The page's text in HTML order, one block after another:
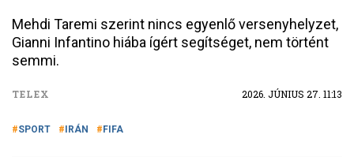
Mehdi Taremi szerint nincs egyenlő versenyhelyzet,
Gianni Infantino hiába ígért segítséget, nem történt
semmi.
TELEX 2026. JÚNIUS 27. 11:13
SPORT IRÁN FIFA